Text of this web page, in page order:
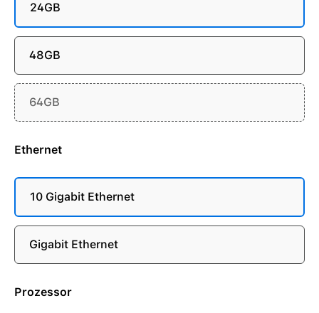
24GB
48GB
64GB
Ethernet
10 Gigabit Ethernet
Gigabit Ethernet
Prozessor